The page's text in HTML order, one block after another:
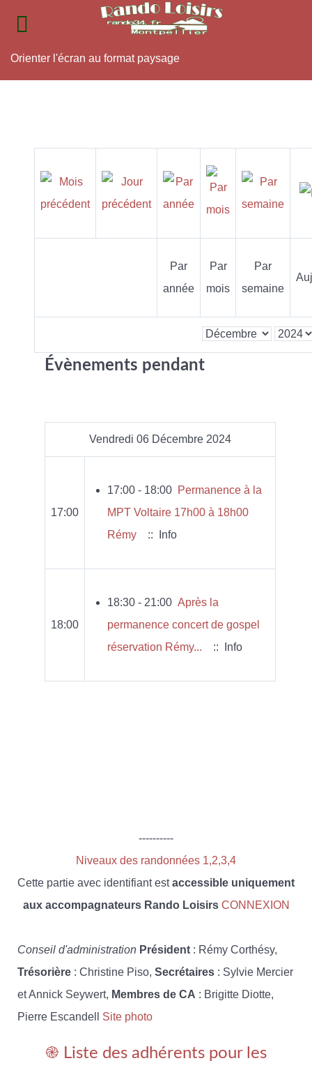
Orienter l'écran au format paysage
Par
année
Par
mois
Par
semaine
Évènements pendant
Vendredi 06 Décembre 2024
17:00
17:00 - 18:00 Permanence à la
MPT Voltaire 17h00 à 18h00
Rémy
:: Info
18:00
18:30 - 21:00 Après la
permanence concert de gospel
réservation Rémy...
:: Info
----------
Niveaux des randonnées 1,2,3,4
Cette partie avec identifiant estaccessible uniquement
aux accompagnateurs Rando Loisirs CONNEXION
Conseil d'administration Président : Rémy Corthésy,
Trésorière : Christine Piso, Secrétaires : Sylvie Mercier
et Annick Seywert, Membres de CA : Brigitte Diotte,
Pierre Escandell Site photo
֎ Liste des adhérents pour les